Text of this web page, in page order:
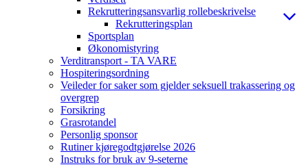
Rekrutteringsansvarlig rollebeskrivelse
Rekrutteringsplan
Sportsplan
Økonomistyring
Verditransport - TA VARE
Hospiteringsordning
Veileder for saker som gjelder seksuell trakassering og
overgrep
Forsikring
Grasrotandel
Personlig sponsor
Rutiner kjøregodtgjørelse 2026
Instruks for bruk av 9-seterne